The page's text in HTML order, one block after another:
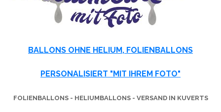
BALLONS OHNE HELIUM, FOLIENBALLONS
PERSONALISIERT "MIT IHREM FOTO"
FOLIENBALLONS - HELIUMBALLONS - VERSAND IN KUVERTS